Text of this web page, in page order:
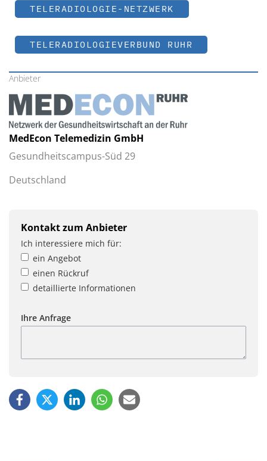
TELERADIOLOGIE-NETZWERK
TELERADIOLOGIEVERBUND RUHR
Anbieter
MedEcon Telemedizin GmbH
Gesundheitscampus-Süd 29
Deutschland
Kontakt zum Anbieter
Ich interessiere mich für:
ein Angebot
einen Rückruf
detaillierte Informationen
Ihre Anfrage